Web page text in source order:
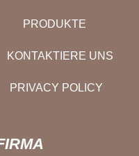
PRODUKTE
KONTAKTIERE UNS
PRIVACY POLICY